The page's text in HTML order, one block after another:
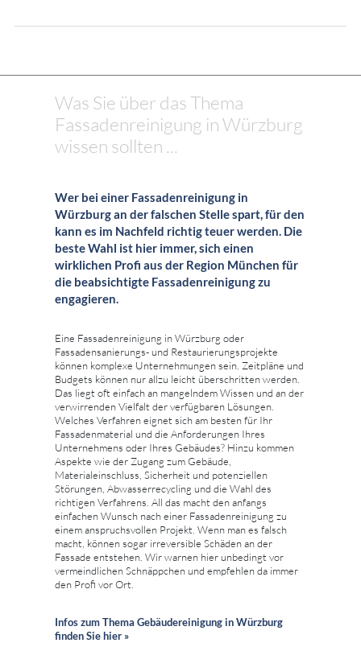
Was Sie über das Thema
Fassadenreinigung in Würzburg
wissen sollten ...
Wer bei einer Fassadenreinigung in
Würzburg an der falschen Stelle spart, für den
kann es im Nachfeld richtig teuer werden. Die
beste Wahl ist hier immer, sich einen
wirklichen Profi aus der Region München für
die beabsichtigte Fassadenreinigung zu
engagieren.
Eine Fassadenreinigung in Würzburg oder
Fassadensanierungs- und Restaurierungsprojekte
können komplexe Unternehmungen sein. Zeitpläne und
Budgets können nur allzu leicht überschritten werden.
Das liegt oft einfach an mangelndem Wissen und an der
verwirrenden Vielfalt der verfügbaren Lösungen.
Welches Verfahren eignet sich am besten für Ihr
Fassadenmaterial und die Anforderungen Ihres
Unternehmens oder Ihres Gebäudes? Hinzu kommen
Aspekte wie der Zugang zum Gebäude,
Materialeinschluss, Sicherheit und potenziellen
Störungen, Abwasserrecycling und die Wahl des
richtigen Verfahrens. All das macht den anfangs
einfachen Wunsch nach einer Fassadenreinigung zu
einem anspruchsvollen Projekt. Wenn man es falsch
macht, können sogar irreversible Schäden an der
Fassade entstehen. Wir warnen hier unbedingt vor
vermeindlichen Schnäppchen und empfehlen da immer
den Profi vor Ort.
Infos zum Thema Gebäudereinigung in Würzburg
finden Sie hier »